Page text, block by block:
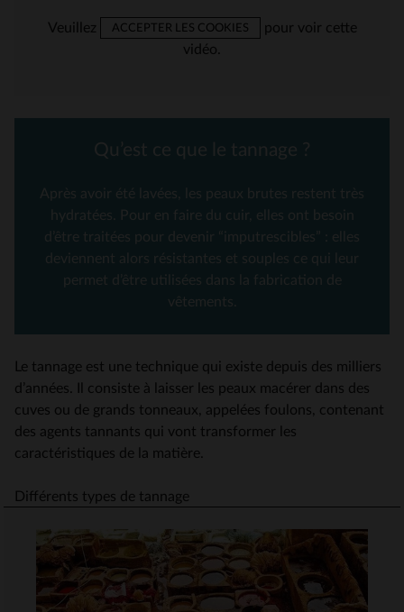
Veuillez ACCEPTER LES COOKIES
pour voir cette
vidéo.
Qu’est ce que le tannage ?
Après avoir été lavées, les peaux brutes restent très
hydratées. Pour en faire du cuir, elles ont besoin
d’être traitées pour devenir “imputrescibles” : elles
deviennent alors résistantes et souples ce qui leur
permet d’être utilisées dans la fabrication de
vêtements.
Le tannage est une technique qui existe depuis des milliers
d’années. Il consiste à laisser les peaux macérer dans des
cuves ou de grands tonneaux, appelées foulons, contenant
des agents tannants qui vont transformer les
caractéristiques de la matière.
Différents types de tannage